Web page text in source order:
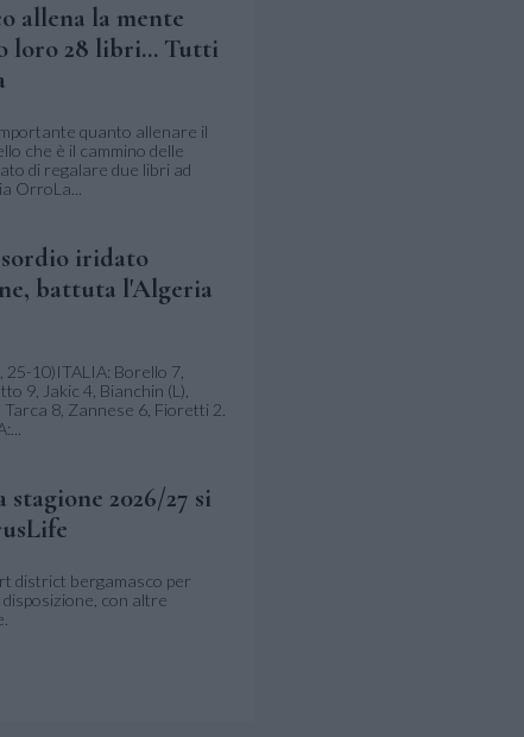
allena la mente
loro 28 libri... Tutti
quanto allenare il
che è il cammino delle
di regalare due libri ad
OrroLa...
iridato
battuta l'Algeria
25-10)ITALIA: Borello 7,
9, Jakic 4, Bianchin (L),
8, Zannese 6, Fioretti 2.
stagione 2026/27 si
district bergamasco per
con altre